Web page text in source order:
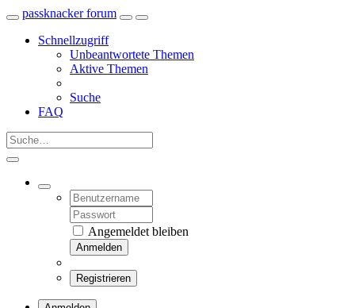
passknacker forum
Schnellzugriff
Unbeantwortete Themen
Aktive Themen
Suche
FAQ
Angemeldet bleiben
Anmelden
Registrieren